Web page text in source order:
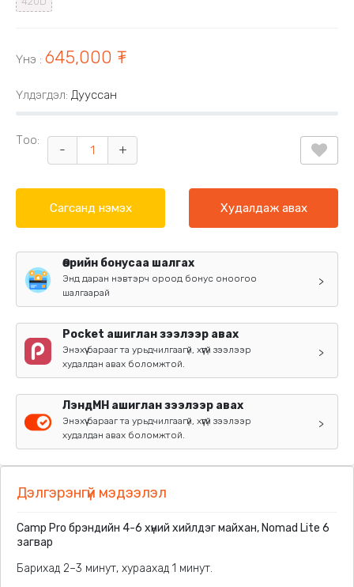
Үнэ : 645,000 ₮
Үлдэгдэл: Дууссан
Тоо:
- +
Сагсанд нэмэх Худалдаж авах
Өөрийн бонусаа шалгах
Энд даран нэвтэрч ороод бонус оноогоо
шалгаарай
>
Pocket ашиглан зээлээр авах
Энэхүү барааг та урьдчилгаагүй, хүүгүй зээлээр
худалдан авах боломжтой.
>
ЛэндМН ашиглан зээлээр авах
Энэхүү барааг та урьдчилгаагүй, хүүгүй зээлээр
худалдан авах боломжтой.
>
Дэлгэрэнгүй мэдээлэл
Camp Pro брэндийн 4-6 хүний хийлдэг майхан, Nomad Lite 6
загвар
Барихад 2–3 минут, хураахад 1 минут.